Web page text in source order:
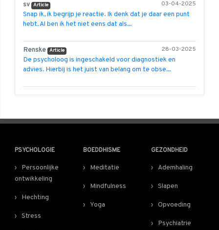
03-04-2025
sv Article
Snap ik, ik begrijp je reactie. Ik denk dat je daar een punt
hebt. Al ben ik het niet eens dat als...
28-03-2025
Renske Article
De psycholoog is ingeschakeld voor diagnostiek en
advies. Hierbij is het juist van belang om te obse...
PSYCHOLOGIE
Persoonlijke
ontwikkeling
Hechting
Stress
BOEDDHISME
Meditatie
Mindfulness
Yoga
GEZONDHEID
Ademhaling
Slapen
Opvoeding
Psychiatrie